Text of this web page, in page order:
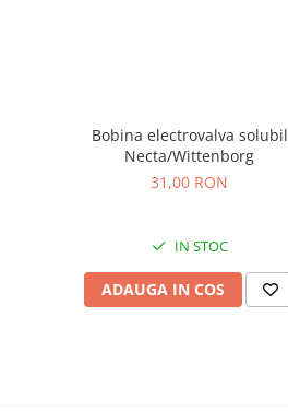
Bobina electrovalva solubil
Necta/Wittenborg
31,00 RON
IN STOC
ADAUGA IN COS